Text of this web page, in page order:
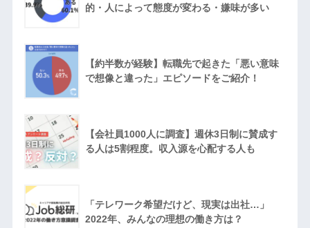
的・人によって態度が変わる・嫌味が多い
【約半数が経験】転職先で起きた「悪い意味
で想像と違った」エピソードをご紹介！
【会社員1000人に調査】週休3日制に賛成す
る人は5割程度。収入源を心配する人も
「テレワーク希望だけど、現実は出社…」
2022年、みんなの理想の働き方は？